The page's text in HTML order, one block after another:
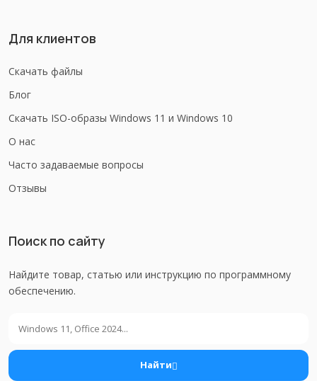
Для клиентов
Скачать файлы
Блог
Скачать ISO-образы Windows 11 и Windows 10
О нас
Часто задаваемые вопросы
Отзывы
Поиск по сайту
Найдите товар, статью или инструкцию по программному
обеспечению.
Найти